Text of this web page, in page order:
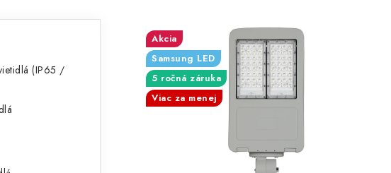
(IP65 /
Akcia
Samsung LED
5 ročná záruka
Viac za menej